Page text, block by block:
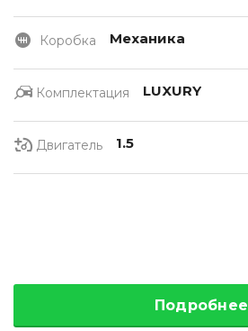
Коробка Механика
Комплектация LUXURY
Двигатель 1.5
Подробнее